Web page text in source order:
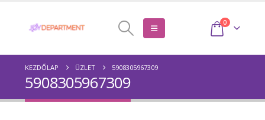
0
KEZDŐLAP ÜZLET 5908305967309
5908305967309